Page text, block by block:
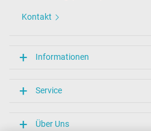
Kontakt
Informationen
Service
Über Uns